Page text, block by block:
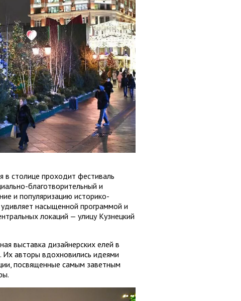
в столице проходит фестиваль
благотворительный и
и популяризацию историко-
насыщенной программой и
локаций — улицу Кузнецкий
выставка дизайнерских елей в
авторы вдохновились идеями
посвященные самым заветным